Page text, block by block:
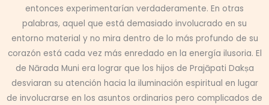
entonces experimentarían verdaderamente. En otras
palabras, aquel que está demasiado involucrado en su
entorno material y no mira dentro de lo más profundo de su
corazón está cada vez más enredado en la energía ilusoria. El
de Nārada Muni era lograr que los hijos de Prajāpati Dakṣa
desviaran su atención hacia la iluminación espiritual en lugar
de involucrarse en los asuntos ordinarios pero complicados de